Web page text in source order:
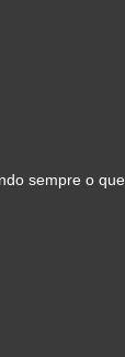
sempre o que